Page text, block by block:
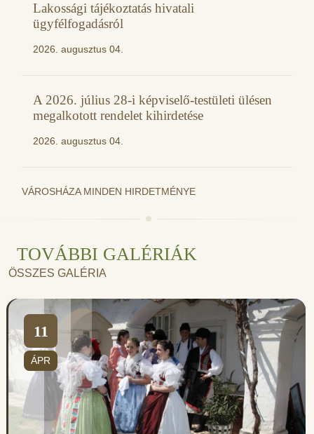
Lakossági tájékoztatás hivatali
ügyfélfogadásról
2026. augusztus 04.
A 2026. július 28-i képviselő-testületi ülésen
megalkotott rendelet kihirdetése
2026. augusztus 04.
VÁROSHÁZA MINDEN HIRDETMÉNYE
TOVÁBBI GALÉRIÁK
ÖSSZES GALÉRIA
11
ÁPR